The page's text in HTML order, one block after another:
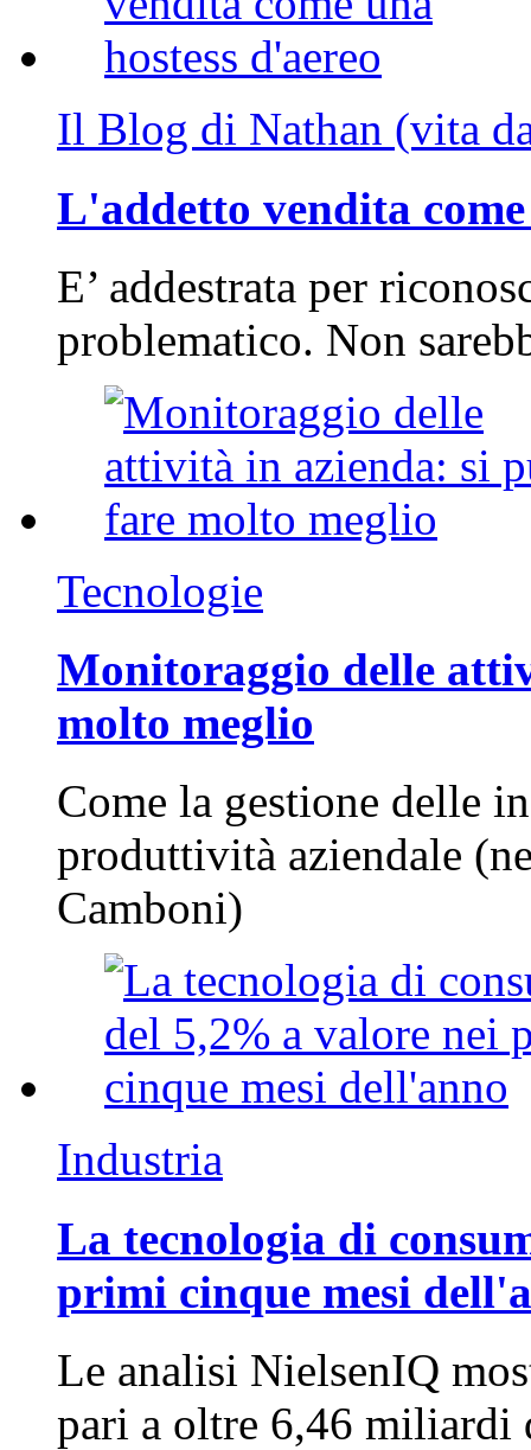
Il Blog di Nathan (vita
L'addetto vendita
E’ addestrata per
problematico. Non
Tecnologie
Monitoraggio delle
molto meglio
Come la gestione delle
produttività aziendale
Camboni)
Industria
La tecnologia di
primi cinque mesi
Le analisi NielsenIQ
pari a oltre 6,46